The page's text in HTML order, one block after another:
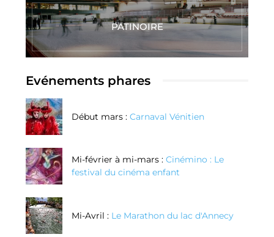
PATINOIRE
Evénements phares
Début mars : Carnaval Vénitien
Mi-février à mi-mars : Cinémino : Le
festival du cinéma enfant
Mi-Avril : Le Marathon du lac d'Annecy